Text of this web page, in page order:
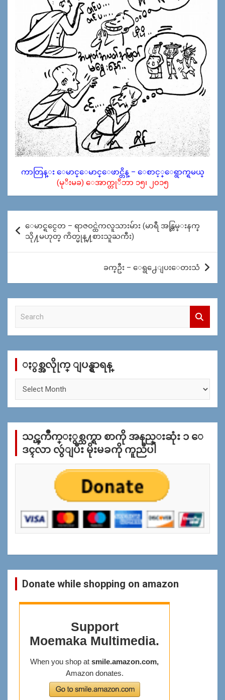
ကာတြန္း ေမာင္ေမာင္ေဖာင္တိန္ – ေစာင့္ေရွာက္ရမယ္
(မုိးမခ) ေအာက္တုိဘာ ၁၅၊ ၂၀၁၅
navigation
ေမာင္ရင္ငေတ – ရာဇဝင္ထဲကလူသားမ်ား (မာရီ အန္တြမ္းနက္
သို႔မဟုတ္ ကိတ္မုန္႔စားသူႀကီး)
ခက္ဦး – ေရွ႕ေျပးေတးသံ
c
ႏွစ္အလိုုက္ ျပန္ရွာရန္
က္
န္
သင္ၾကိဳက္ႏွစ္သက္ရာ စာကို အနည္းဆုံး ၁ ေ
ဒၚလာ လွဴျပီး မိုးမခကို ကူညီပါ
Donate while shopping on amazon